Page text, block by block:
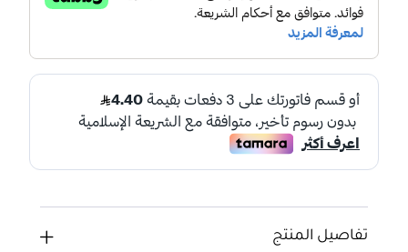
تفاصيل المنتج